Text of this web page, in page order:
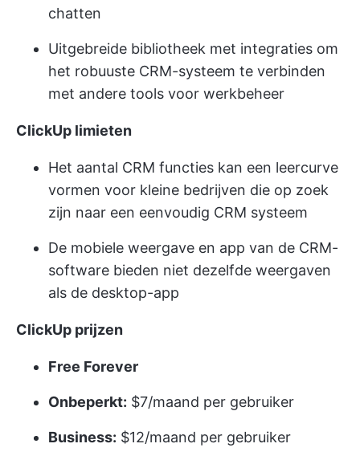
chatten
Uitgebreide bibliotheek met integraties om
het robuuste CRM-systeem te verbinden
met andere tools voor werkbeheer
ClickUp limieten
Het aantal CRM functies kan een leercurve
vormen voor kleine bedrijven die op zoek
zijn naar een eenvoudig CRM systeem
De mobiele weergave en app van de CRM-
software bieden niet dezelfde weergaven
als de desktop-app
ClickUp prijzen
Free Forever
Onbeperkt: $7/maand per gebruiker
Business: $12/maand per gebruiker